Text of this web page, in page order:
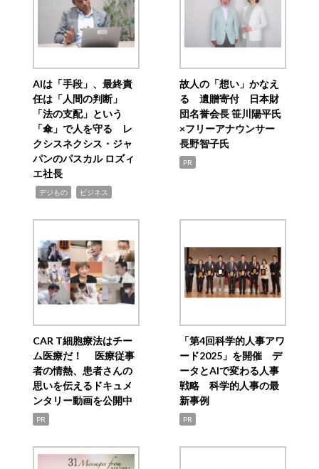
AIは「手段」、最終責
任は「人間の判断」
「法の支配」という
「傘」で人を守る レ
クシスネクシス・ジャ
パンのパスカル ロズィ
エ社長
デジもの ビジネス
故人の「想い」かなえ
る 遺贈寄付 日本財
団名誉会長 笹川陽平氏
×フリーアナウンサー
長野智子氏
PR
CAR T細胞療法はチー
ム医療だ！ 医療従事
者の情熱、患者さんの
思いを伝えるドキュメ
ンタリー動画を公開中
PR
「第4回科学的人事アワ
ード2025」を開催 デ
ータとAIで変わる人事
戦略 科学的人事の最
新事例
PR